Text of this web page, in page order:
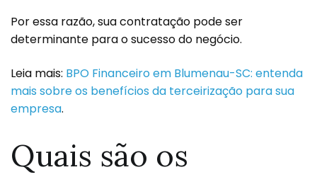
Por essa razão, sua contratação pode ser
determinante para o sucesso do negócio.
Leia mais: BPO Financeiro em Blumenau-SC: entenda
mais sobre os benefícios da terceirização para sua
empresa.
Quais são os